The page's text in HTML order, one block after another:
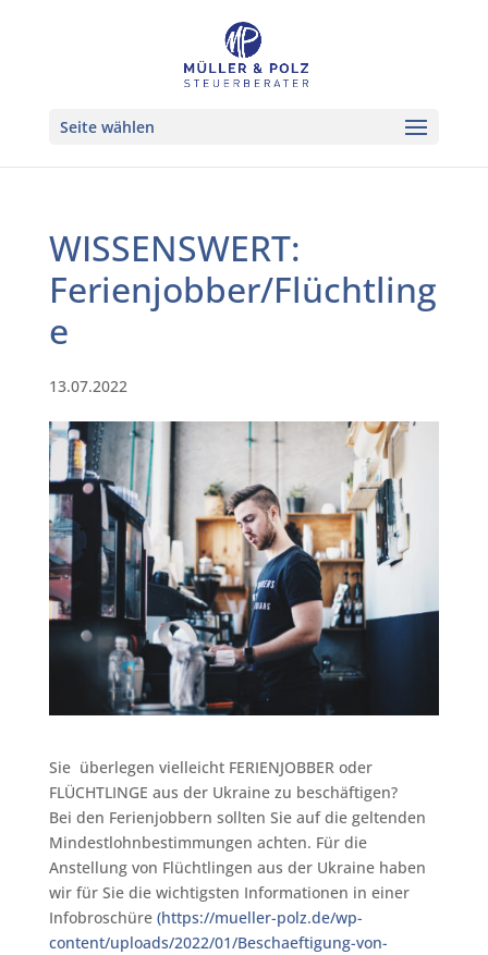
Seite wählen
WISSENSWERT:
Ferienjobber/Flüchtling
e
13.07.2022
Sie überlegen vielleicht FERIENJOBBER oder
FLÜCHTLINGE aus der Ukraine zu beschäftigen?⁠
Bei den Ferienjobbern sollten Sie auf die geltenden
Mindestlohnbestimmungen achten. Für die
Anstellung von Flüchtlingen aus der Ukraine haben
wir für Sie die wichtigsten Informationen in einer
Infobroschüre (https://mueller-polz.de/wp-
content/uploads/2022/01/Beschaeftigung-von-